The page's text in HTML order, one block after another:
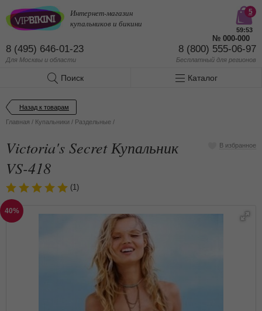
Интернет-магазин
купальников и бикини
8 (495) 646-01-23
Для Москвы и области
8 (800) 555-06-97
Бесплатный для регионов
5
59:53
№ 000-000
Поиск Каталог
Назад к товарам
Главная / Купальники / Раздельные /
Victoria's Secret Купальник
VS-418
(1)
В избранное
40%